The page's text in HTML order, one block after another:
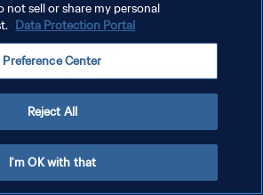
إدارة تفضيلات ملفات تعريف الارتباط
not sell or share my personal
Data Protection Portal
Preference Center
Reject All
I'm OK with that